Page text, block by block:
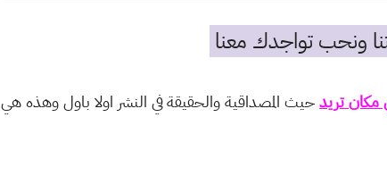
ونحب تواجدك معنا
مكان تريدحيث المصداقية والحقيقة في النشر اولا باول وهذه هي